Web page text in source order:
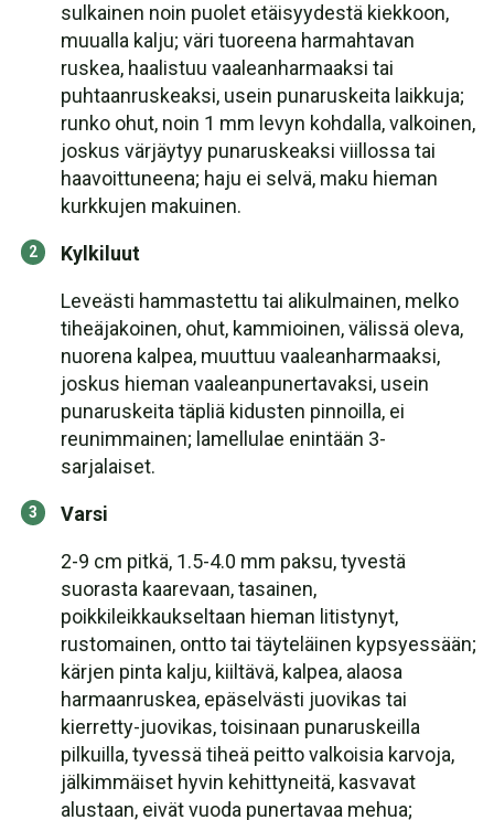
sulkainen noin puolet etäisyydestä kiekkoon,
muualla kalju; väri tuoreena harmahtavan
ruskea, haalistuu vaaleanharmaaksi tai
puhtaanruskeaksi, usein punaruskeita laikkuja;
runko ohut, noin 1 mm levyn kohdalla, valkoinen,
joskus värjäytyy punaruskeaksi viillossa tai
haavoittuneena; haju ei selvä, maku hieman
kurkkujen makuinen.
Kylkiluut
Leveästi hammastettu tai alikulmainen, melko
tiheäjakoinen, ohut, kammioinen, välissä oleva,
nuorena kalpea, muuttuu vaaleanharmaaksi,
joskus hieman vaaleanpunertavaksi, usein
punaruskeita täpliä kidusten pinnoilla, ei
reunimmainen; lamellulae enintään 3-
sarjalaiset.
Varsi
2-9 cm pitkä, 1.5-4.0 mm paksu, tyvestä
suorasta kaarevaan, tasainen,
poikkileikkaukseltaan hieman litistynyt,
rustomainen, ontto tai täyteläinen kypsyessään;
kärjen pinta kalju, kiiltävä, kalpea, alaosa
harmaanruskea, epäselvästi juovikas tai
kierretty-juovikas, toisinaan punaruskeilla
pilkuilla, tyvessä tiheä peitto valkoisia karvoja,
jälkimmäiset hyvin kehittyneitä, kasvavat
alustaan, eivät vuoda punertavaa mehua;